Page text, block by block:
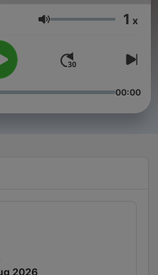
oficiales:
relatos.dell...
relatos-del-lado-oscuro-
音量 1 x
00:00
2026